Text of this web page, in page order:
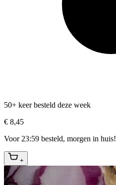
50+ keer besteld deze week
€ 8,45
Voor 23:59 besteld, morgen in huis!
+